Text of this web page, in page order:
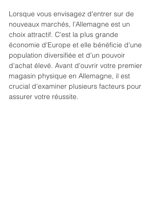
Lorsque vous envisagez d'entrer sur de
nouveaux marchés, l'Allemagne est un
choix attractif. C'est la plus grande
économie d'Europe et elle bénéficie d'une
population diversifiée et d'un pouvoir
d'achat élevé. Avant d'ouvrir votre premier
magasin physique en Allemagne, il est
crucial d'examiner plusieurs facteurs pour
assurer votre réussite.